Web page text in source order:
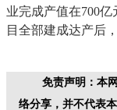
业完成产值在700
目全部建成达产后
免责声明：本
络分享，并不代表